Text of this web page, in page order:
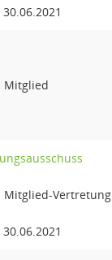
Mitglied
Mitglied-Vertretung